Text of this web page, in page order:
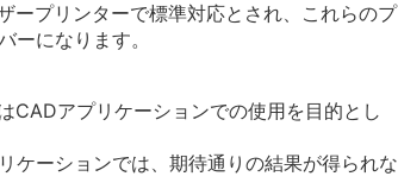
プリンターで標準対応とされ、これらのプ
ーになります。
CADアプリケーションでの使用を目的とし
ケーションでは、期待通りの結果が得られな